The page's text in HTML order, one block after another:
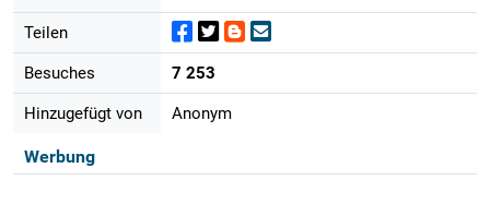
Teilen
Besuches 7 253
Hinzugefügt von Anonym
Werbung